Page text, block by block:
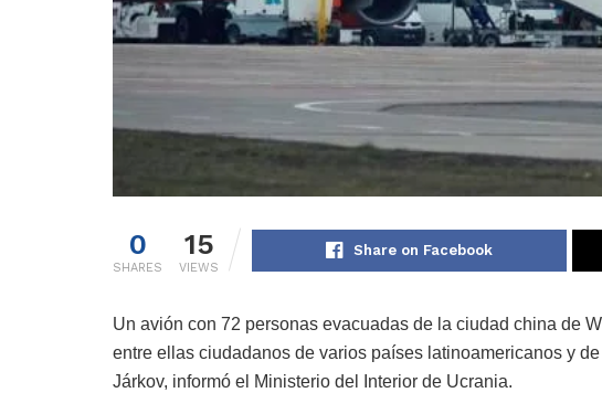
0
SHARES
15
VIEWS
Share on Facebook
Un avión con 72 personas evacuadas de la ciudad china de
entre ellas ciudadanos de varios países latinoamericanos y
Járkov, informó el Ministerio del Interior de Ucrania.